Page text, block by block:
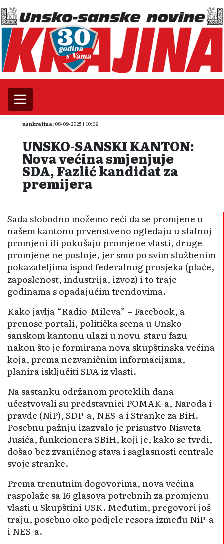
usnkrajina: 08-09-2025 | 10:09
UNSKO-SANSKI KANTON:
Nova većina smjenjuje
SDA, Fazlić kandidat za
premijera
Sada slobodno možemo reći da se promjene u
našem kantonu prvenstveno ogledaju u stalnoj
promjeni ili pokušaju promjene vlasti, druge
promjene ne postoje, jer smo po svim službenim
pokazateljima ispod federalnog prosjeka (plaće,
zaposlenost, industrija, izvoz) i to traje
godinama s opadajućim trendovima.
Kako javlja “Radio-Mileva” – Facebook, a
prenose portali, politička scena u Unsko-
sanskom kantonu ulazi u novu-staru fazu
nakon što je formirana nova skupštinska većina
koja, prema nezvaničnim informacijama,
planira isključiti SDA iz vlasti.
Na sastanku održanom proteklih dana
učestvovali su predstavnici POMAK-a, Naroda i
pravde (NiP), SDP-a, NES-a i Stranke za BiH.
Posebnu pažnju izazvalo je prisustvo Nisveta
Jusića, funkcionera SBiH, koji je, kako se tvrdi,
došao bez zvaničnog stava i saglasnosti centrale
svoje stranke.
Prema trenutnim dogovorima, nova većina
raspolaže sa 16 glasova potrebnih za promjenu
vlasti u Skupštini USK. Međutim, pregovori još
traju, posebno oko podjele resora između NiP-a
i NES-a.